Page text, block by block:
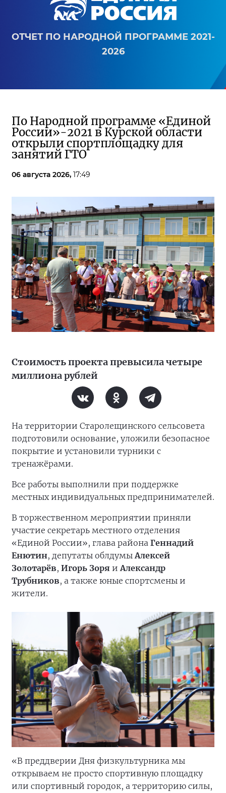
ОТЧЕТ ПО НАРОДНОЙ ПРОГРАММЕ 2021-
2026
По Народной программе «Единой
России»-2021 в Курской области
открыли спортплощадку для
занятий ГТО
06 августа 2026, 17:49
Стоимость проекта превысила четыре
миллиона рублей
На территории Старолещинского сельсовета
подготовили основание, уложили безопасное
покрытие и установили турники с
тренажёрами.
Все работы выполнили при поддержке
местных индивидуальных предпринимателей.
В торжественном мероприятии приняли
участие секретарь местного отделения
«Единой России», глава района Геннадий
Енютин, депутаты облдумыАлексей
Золотарёв, Игорь Зоря иАлександр
Трубников, а также юные спортсмены и
жители.
«В преддверии Дня физкультурника мы
открываем не просто спортивную площадку
или спортивный городок, а территорию силы,